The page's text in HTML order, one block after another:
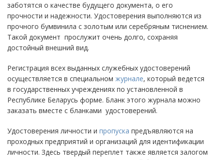
заботятся о качестве будущего документа, о его
прочности и надежности. Удостоверения выполняются из
прочного бумвинила с золотым или серебряным тиснением.
Такой документ прослужит очень долго, сохраняя
достойный внешний вид.
Регистрация всех выданных служебных удостоверений
осуществляется в специальном журнале, который ведется
в государственных учреждениях по установленной в
Республике Беларусь форме. Бланк этого журнала можно
заказать вместе с бланками удостоверений.
Удостоверения личности и пропуска предъявляются на
проходных предприятий и организаций для идентификации
личности. Здесь твердый переплет также является залогом